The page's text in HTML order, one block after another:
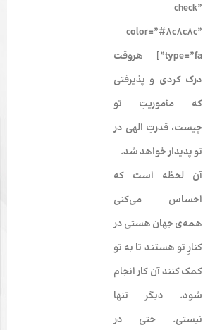
check”
color=”#8c8c8c”
type=”fa”] هروقت
درک کردی و پذیرفتی
که مأموریتِ تو
چیست، قدرتِ الهی در
تو پدیدار خواهد شد.
آن لحظه است که
احساس می‌­کنی
همه‌­ی جهان هستی در
کنارِ تو هستند تا به تو
کمک کنند آن کار انجام
شود. دیگر تنها
نیستی. حتی در